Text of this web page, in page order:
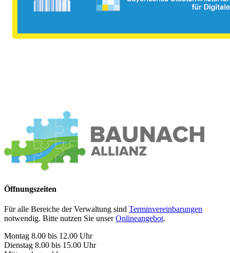
Öffnungszeiten
Für alle Bereiche der Verwaltung sind Terminvereinbarungen
notwendig. Bitte nutzen Sie unserOnlineangebot.
Montag 8.00 bis 12.00 Uhr
Dienstag 8.00 bis 15.00 Uhr